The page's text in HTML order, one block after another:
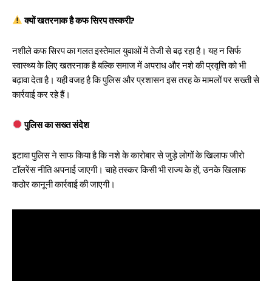
क्यों खतरनाक है कफ सिरप तस्करी?
नशीले कफ सिरप का गलत इस्तेमाल युवाओं में तेजी से बढ़ रहा है। यह न सिर्फ
स्वास्थ्य के लिए खतरनाक है बल्कि समाज में अपराध और नशे की प्रवृत्ति को भी
बढ़ावा देता है। यही वजह है कि पुलिस और प्रशासन इस तरह के मामलों पर सख्ती से
कार्रवाई कर रहे हैं।
पुलिस का सख्त संदेश
इटावा पुलिस ने साफ किया है कि नशे के कारोबार से जुड़े लोगों के खिलाफ जीरो
टॉलरेंस नीति अपनाई जाएगी। चाहे तस्कर किसी भी राज्य के हों, उनके खिलाफ
कठोर कानूनी कार्रवाई की जाएगी।